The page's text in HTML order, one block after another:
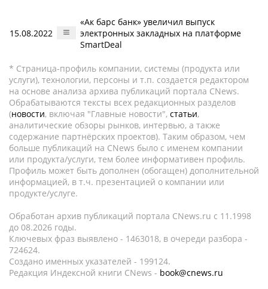
15.08.2022
«Ак барс банк» увеличил выпуск
электронных закладных на платформе
SmartDeal
* Страница-профиль компании, системы (продукта или
услуги), технологии, персоны и т.п. создается редактором
на основе анализа архива публикаций портала CNews.
Обрабатываются тексты всех редакционных разделов
(новости, включая "Главные новости", статьи,
аналитические обзоры рынков, интервью, а также
содержание партнёрских проектов). Таким образом, чем
больше публикаций на CNews было с именем компании
или продукта/услуги, тем более информативен профиль.
Профиль может быть дополнен (обогащен) дополнительной
информацией, в т.ч. презентацией о компании или
продукте/услуге.
Обработан архив публикаций портала CNews.ru c 11.1998
до 08.2026 годы.
Ключевых фраз выявлено - 1463018, в очереди разбора -
724624.
Создано именных указателей - 199124.
Редакция Индексной книги CNews - book@cnews.ru